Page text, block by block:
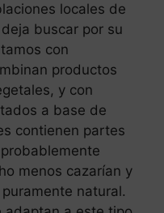
locales de
buscar por su
con
productos
y con
a base de
contienen partes
menos cazarían y
natural.